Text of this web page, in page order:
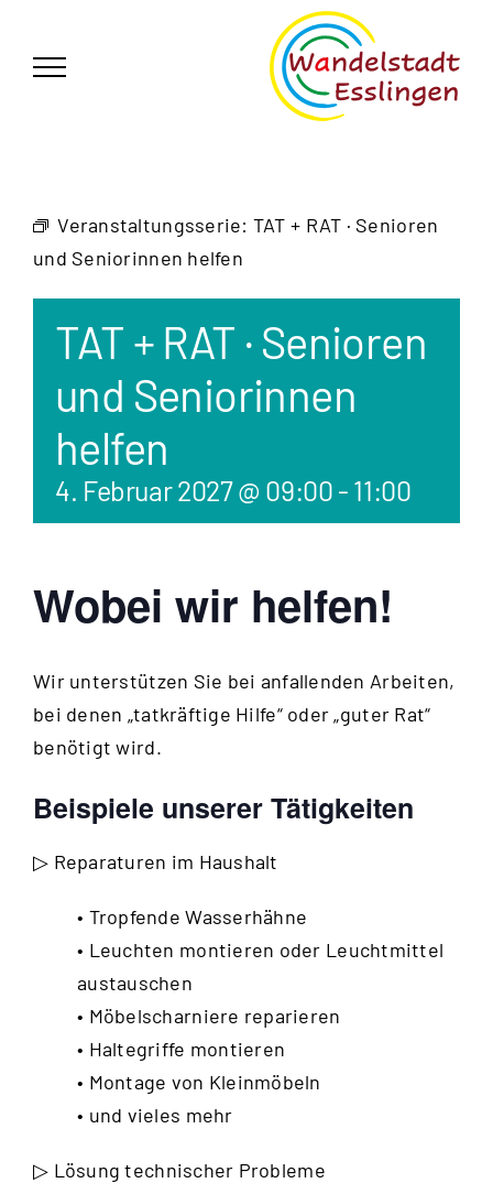
springen
Veranstaltungsserie: TAT + RAT · Senioren
und Seniorinnen helfen
TAT + RAT · Senioren
und Seniorinnen
helfen
4. Februar 2027 @ 09:00 - 11:00
Wobei wir helfen!
Wir unterstützen Sie bei anfallenden Arbeiten,
bei denen „tatkräftige Hilfe“ oder „guter Rat“
benötigt wird.
Beispiele unserer Tätigkeiten
▷ Reparaturen im Haushalt
• Tropfende Wasserhähne
• Leuchten montieren oder Leuchtmittel
austauschen
• Möbelscharniere reparieren
• Haltegriffe montieren
• Montage von Kleinmöbeln
• und vieles mehr
▷ Lösung technischer Probleme